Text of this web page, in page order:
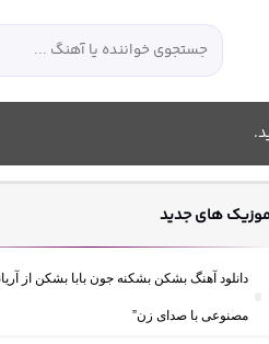
های جدید
دانلود آهنگ بشکن بشکنه جون بابا بشکن از
مصنوعی با صدای زن”